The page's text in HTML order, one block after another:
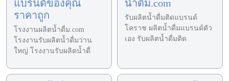
แบรนด์ของคุณ
ราคาถูก
โรงงานผลิตน้ำดื่ม.com
โรงงานรับผลิตน้ำดื่มว่าน
ใหญ่ โรงงานรับผลิตน้ำดื่
น้ำดื่ม.com
รับผลิตน้ำดื่มติดแบรนด์
โคราช ผลิตน้ำดื่มแบรนด์ตัว
เอง รับผลิตน้ำดื่มติด